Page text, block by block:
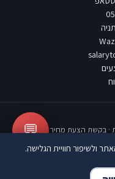
· בקשת הצעת מחיר 💬